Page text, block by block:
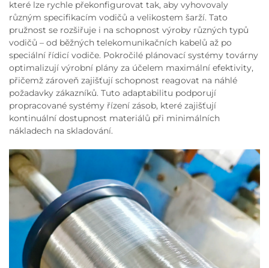
které lze rychle překonfigurovat tak, aby vyhovovaly
různým specifikacím vodičů a velikostem šarží. Tato
pružnost se rozšiřuje i na schopnost výroby různých typů
vodičů – od běžných telekomunikačních kabelů až po
speciální řídicí vodiče. Pokročilé plánovací systémy továrny
optimalizují výrobní plány za účelem maximální efektivity,
přičemž zároveň zajišťují schopnost reagovat na náhlé
požadavky zákazníků. Tuto adaptabilitu podporují
propracované systémy řízení zásob, které zajišťují
kontinuální dostupnost materiálů při minimálních
nákladech na skladování.